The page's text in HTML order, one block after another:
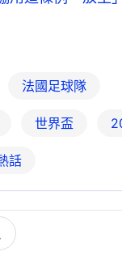
法國足球隊
世界盃
話